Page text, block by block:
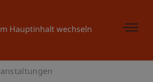
Hauptinhalt wechseln